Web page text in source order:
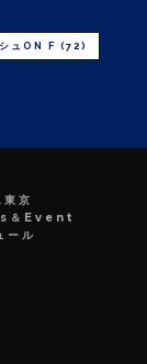
ュON F (72)
京
＆Event
ール